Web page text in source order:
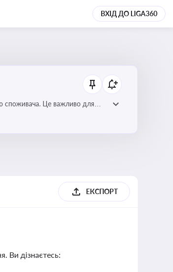
ВХІД ДО LIGA360
споживача. Це важливо для
відновлюваних джерел
ЕКСПОРТ
Ви дізнаєтесь: